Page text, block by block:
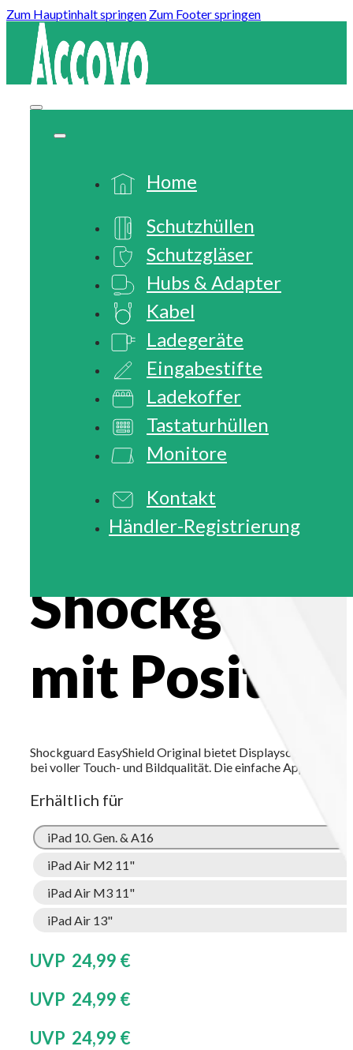
Zum Hauptinhalt springen Zum Footer springen
Home
Schutzhüllen
Schutzgläser
Hubs & Adapter
Kabel
Ladegeräte
Eingabestifte
Ladekoffer
Tastaturhüllen
Monitore
Kontakt
Händler-Registrierung
mit
Shockguard EasyShield Original bietet Displayschutz
bei voller Touch- und Bildqualität. Die einfache Applikation
Erhältlich für
iPad 10. Gen. & A16
iPad Air M2 11"
iPad Air M3 11"
iPad Air 13"
UVP 24,99 €
UVP 24,99 €
UVP 24,99 €